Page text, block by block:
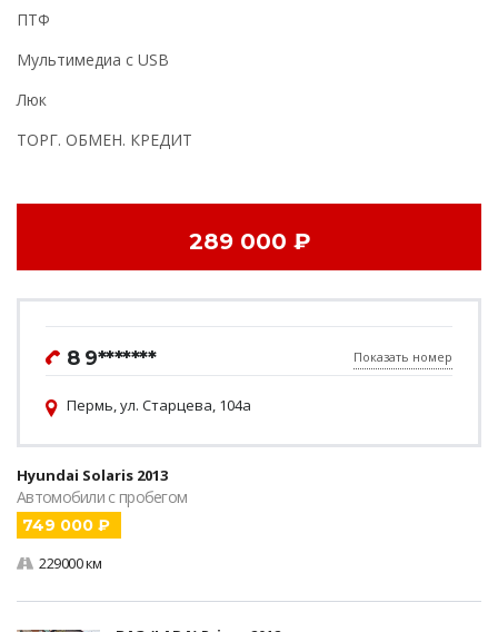
ПТФ
Мультимедиа с USB
Люк
ТОРГ. ОБМЕН. КРЕДИТ
289 000 ₽
8 9******* Показать номер
Пермь, ул. Старцева, 104а
Hyundai Solaris 2013
Автомобили с пробегом
749 000 ₽
229000 км